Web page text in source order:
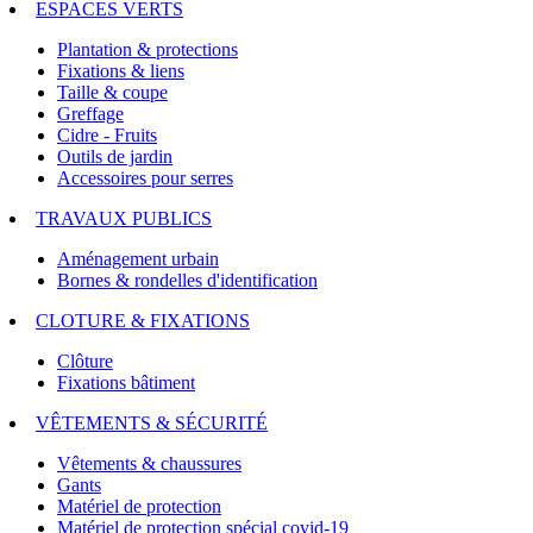
ESPACES VERTS
Plantation & protections
Fixations & liens
Taille & coupe
Greffage
Cidre - Fruits
Outils de jardin
Accessoires pour serres
TRAVAUX PUBLICS
Aménagement urbain
Bornes & rondelles d'identification
CLOTURE & FIXATIONS
Clôture
Fixations bâtiment
VÊTEMENTS & SÉCURITÉ
Vêtements & chaussures
Gants
Matériel de protection
Matériel de protection spécial covid-19